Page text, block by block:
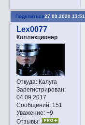
Поделиться27.09.2020 13:51
Lex0077
Коллекционер
Откуда:Калуга
Зарегистрирован:
04.09.2017
Сообщений:151
Уважение: +9
Отзывы: